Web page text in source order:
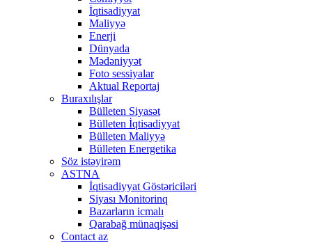
İqtisadiyyat
Maliyyə
Enerji
Dünyada
Mədəniyyət
Foto sessiyalar
Aktual Reportaj
Buraxılışlar
Bülleten Siyasət
Bülleten İqtisadiyyat
Bülleten Maliyyə
Bülleten Energetika
Söz istəyirəm
ASTNA
İqtisadiyyat Göstəriciləri
Siyası Monitorinq
Bazarların icmalı
Qarabağ münaqişəsi
Contact az